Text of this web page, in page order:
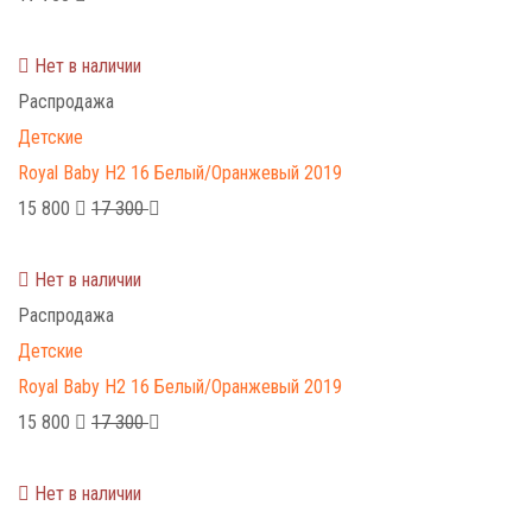
Нет в наличии
Распродажа
Детские
Royal Baby H2 16 Белый/Оранжевый 2019
15 800
17 300
Нет в наличии
Распродажа
Детские
Royal Baby H2 16 Белый/Оранжевый 2019
15 800
17 300
Нет в наличии